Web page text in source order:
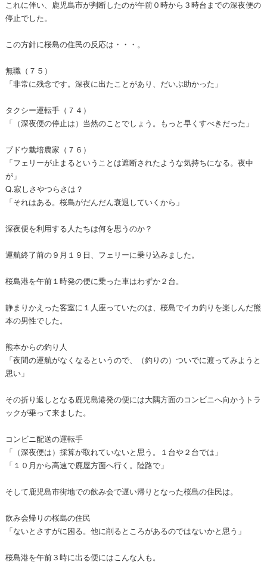
これに伴い、鹿児島市が判断したのが午前０時から３時台までの深夜便の
停止でした。
この方針に桜島の住民の反応は・・・。
無職（７５）
「非常に残念です。深夜に出たことがあり、だいぶ助かった」
タクシー運転手（７４）
「（深夜便の停止は）当然のことでしょう。もっと早くすべきだった」
ブドウ栽培農家（７６）
「フェリーが止まるということは遮断されたような気持ちになる。夜中
が」
Q.寂しさやつらさは？
「それはある。桜島がだんだん衰退していくから」
深夜便を利用する人たちは何を思うのか？
運航終了前の９月１９日、フェリーに乗り込みました。
桜島港を午前１時発の便に乗った車はわずか２台。
静まりかえった客室に１人座っていたのは、桜島でイカ釣りを楽しんだ熊
本の男性でした。
熊本からの釣り人
「夜間の運航がなくなるというので、（釣りの）ついでに渡ってみようと
思い」
その折り返しとなる鹿児島港発の便には大隅方面のコンビニへ向かうトラ
ックが乗って来ました。
コンビニ配送の運転手
「（深夜便は）採算が取れていないと思う。１台や２台では」
「１０月から高速で鹿屋方面へ行く。陸路で」
そして鹿児島市街地での飲み会で遅い帰りとなった桜島の住民は。
飲み会帰りの桜島の住民
「ないとさすがに困る。他に削るところがあるのではないかと思う」
桜島港を午前３時に出る便にはこんな人も。